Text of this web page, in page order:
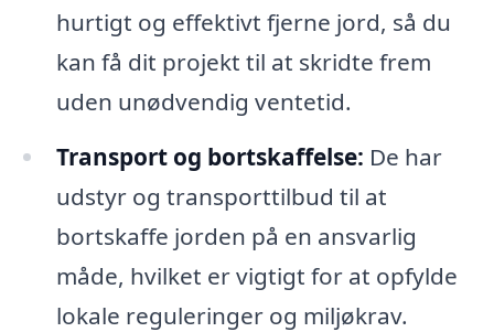
hurtigt og effektivt fjerne jord, så du
kan få dit projekt til at skridte frem
uden unødvendig ventetid.
Transport og bortskaffelse: De har
udstyr og transporttilbud til at
bortskaffe jorden på en ansvarlig
måde, hvilket er vigtigt for at opfylde
lokale reguleringer og miljøkrav.